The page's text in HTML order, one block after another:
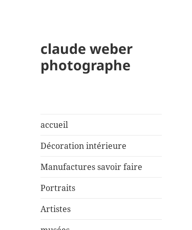
claude weber
photographe
accueil
Décoration intérieure
Manufactures savoir faire
Portraits
Artistes